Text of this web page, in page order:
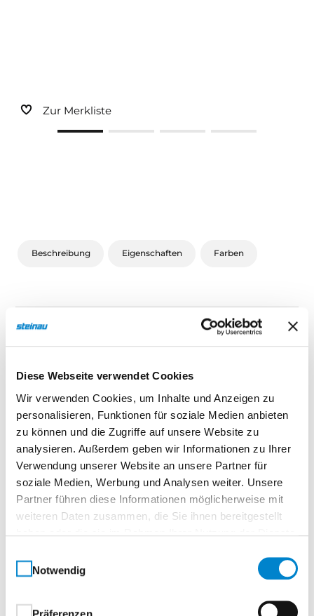
Diese Webseite verwendet Cookies
Wir verwenden Cookies, um Inhalte und Anzeigen zu
personalisieren, Funktionen für soziale Medien anbieten
zu können und die Zugriffe auf unsere Website zu
analysieren. Außerdem geben wir Informationen zu Ihrer
Verwendung unserer Website an unsere Partner für
soziale Medien, Werbung und Analysen weiter. Unsere
Partner führen diese Informationen möglicherweise mit
weiteren Daten zusammen, die Sie ihnen bereitgestellt
Notwendig
Präferenzen
Zur Merkliste
Beschreibung Eigenschaften Farben
Beschreibung
Gerätehaus BFDV 11 (3.100), Trend,
Flachdach mit Lounge
Motiv Trend
Ausstattung Basic
Waagerechte Paneelstruktur im Design „Trend“
Einflügelige Tür mit platzsparender Öffnung
Zwei Standardfarben möglich Flachdach: 4
Größen lieferbar
2-flg. Türen(Mehrpreis)